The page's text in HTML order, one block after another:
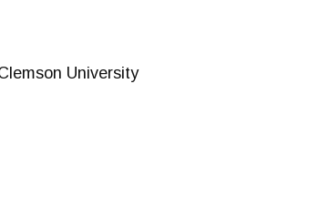
University